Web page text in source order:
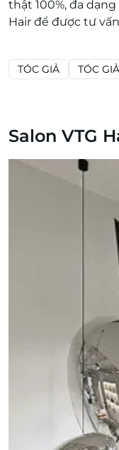
thật 100%, đa
Hair để được tư
TÓC GIẢ TÓC
Salon VTG